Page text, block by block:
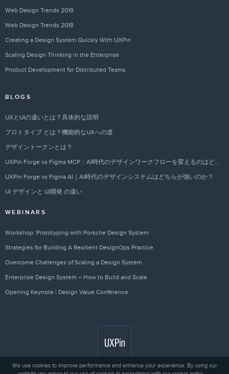
Web Design Trends 2019
Web Design Trends 2018
Creating a Design System Quickly With UXPin
Scaling Design Thinking in the Enterprise
Product Development for Distributed Teams
BLOGS
UXとUIの違いとは？具体的な説明
プロトタイプ とは？機能的なUXへの道
デザイントークンとは？
UXPin Forge vs Figma MCP：AI時代のデザインワークフローを変えるのはどちらか？
UXPin Forge vs Figma AI｜AI時代のデザインシステムはどちらが強いのか？
UI デザインと UI開発 の違い
WEBINARS
Workshop: Prototyping with Porsche Design System
Strategies for Building A Resilient DesignOps Practice
Overcome Challenges of Scaling a Design System
Enterprise Design System – How to Build and Scale
Opening Keynote | Design Value Conference
We use cookies to improve performance and enhance your experience. By using our